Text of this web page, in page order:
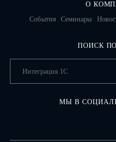
О
События
Семинары
ПОИСК
МЫ В